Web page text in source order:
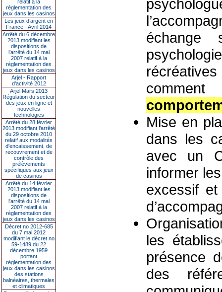
relatif à la
réglementation des
jeux dans les casinos
Les jeux d’argent en
France - Avril 2014
Arrêté du 6 décembre
2013 modifiant les
dispositions de
l’arrêté du 14 mai
2007 relatif à la
réglementation des
jeux dans les casinos
Arjel - Rapport
d'activité 2012
Arjel Mars 2013
Régulation du secteur
des jeux en ligne et
nouvelles
technologies
Arrêté du 28 février
2013 modifiant l'arrêté
du 29 octobre 2010
relatif aux modalités
d'encaissement, de
recouvrement et de
contrôle des
prélèvements
spécifiques aux jeux
de casinos
Arrêté du 14 février
2013 modifiant les
dispositions de
l'arrêté du 14 mai
2007 relatif à la
réglementation des
jeux dans les casinos
Décret no 2012-685
du 7 mai 2012
modifiant le décret no
59-1489 du 22
décembre 1959
portant
réglementation des
jeux dans les casinos
des stations
balnéaires, thermales
et climatiques
échange
Mise en
dans les
avec un
informer
excessif
les
présence
des